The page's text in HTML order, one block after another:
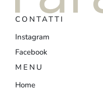
CONTATTI
Instagram
Facebook
MENU
Home